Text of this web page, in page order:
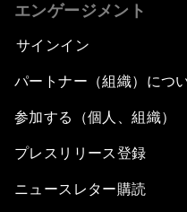
エンゲージメント
サインイン
パートナー（組織）につ
参加する（個人、組織）
プレスリリース登録
ニュースレター購読